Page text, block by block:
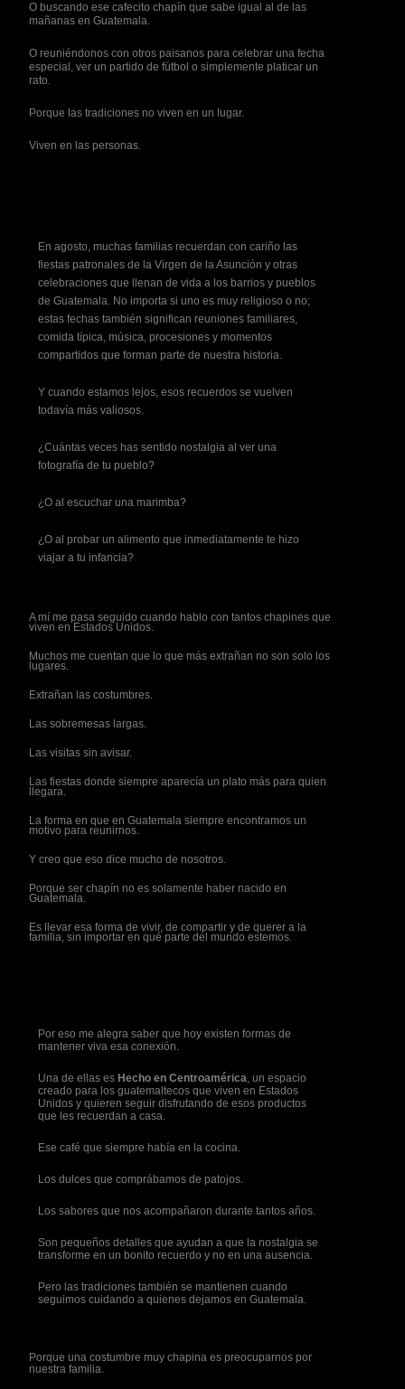
O buscando ese cafecito chapín que sabe igual al de las
mañanas en Guatemala.
O reuniéndonos con otros paisanos para celebrar una fecha
especial, ver un partido de fútbol o simplemente platicar un
rato.
Porque las tradiciones no viven en un lugar.
Viven en las personas.
En agosto, muchas familias recuerdan con cariño las
fiestas patronales de la Virgen de la Asunción y otras
celebraciones que llenan de vida a los barrios y pueblos
de Guatemala. No importa si uno es muy religioso o no;
estas fechas también significan reuniones familiares,
comida típica, música, procesiones y momentos
compartidos que forman parte de nuestra historia.
Y cuando estamos lejos, esos recuerdos se vuelven
todavía más valiosos.
¿Cuántas veces has sentido nostalgia al ver una
fotografía de tu pueblo?
¿O al escuchar una marimba?
¿O al probar un alimento que inmediatamente te hizo
viajar a tu infancia?
A mí me pasa seguido cuando hablo con tantos chapines que
viven en Estados Unidos.
Muchos me cuentan que lo que más extrañan no son solo los
lugares.
Extrañan las costumbres.
Las sobremesas largas.
Las visitas sin avisar.
Las fiestas donde siempre aparecía un plato más para quien
llegara.
La forma en que en Guatemala siempre encontramos un
motivo para reunirnos.
Y creo que eso dice mucho de nosotros.
Porque ser chapín no es solamente haber nacido en
Guatemala.
Es llevar esa forma de vivir, de compartir y de querer a la
familia, sin importar en qué parte del mundo estemos.
Por eso me alegra saber que hoy existen formas de
mantener viva esa conexión.
Una de ellas es Hecho en Centroamérica, un espacio
creado para los guatemaltecos que viven en Estados
Unidos y quieren seguir disfrutando de esos productos
que les recuerdan a casa.
Ese café que siempre había en la cocina.
Los dulces que comprábamos de patojos.
Los sabores que nos acompañaron durante tantos años.
Son pequeños detalles que ayudan a que la nostalgia se
transforme en un bonito recuerdo y no en una ausencia.
Pero las tradiciones también se mantienen cuando
seguimos cuidando a quienes dejamos en Guatemala.
Porque una costumbre muy chapina es preocuparnos por
nuestra familia.